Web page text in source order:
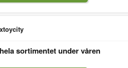
sortimentet under våren